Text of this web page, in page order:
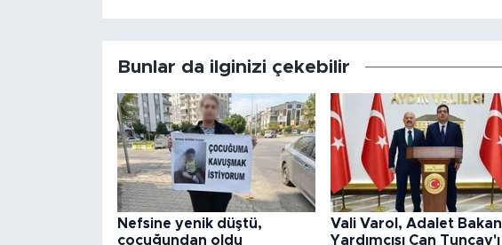
Bunlar da ilginizi çekebilir
Nefsine yenik düştü,
çocuğundan oldu
Vali Varol, Adalet Bakan
Yardımcısı Can Tuncay'ı